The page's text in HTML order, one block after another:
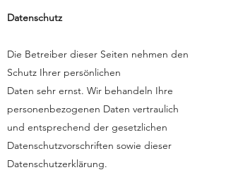
Datenschutz
Die Betreiber dieser Seiten nehmen den
Schutz Ihrer persönlichen
Daten sehr ernst. Wir behandeln Ihre
personenbezogenen Daten vertraulich
und entsprechend der gesetzlichen
Datenschutzvorschriften sowie dieser
Datenschutzerklärung.